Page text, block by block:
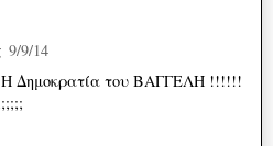
9/9/14
Δημοκρατία του ΒΑΓΓΕΛΗ !!!!!!